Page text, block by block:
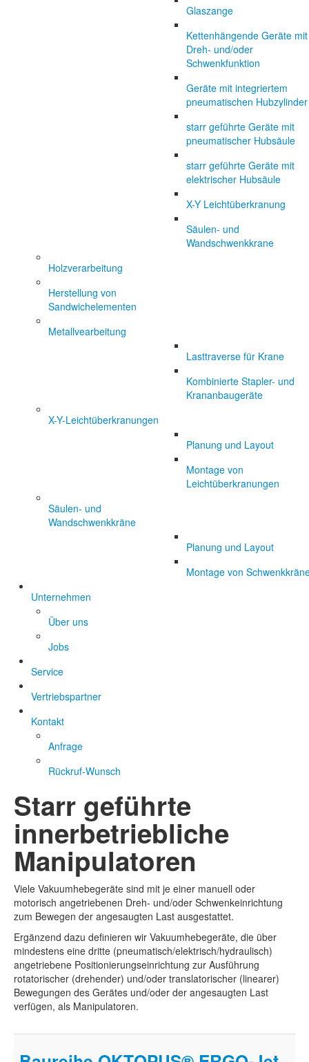
Glaszange
Kettenhängende Geräte mit
Dreh- und/oder
Schwenkfunktion
Geräte mit integriertem
pneumatischen Hubzylinder
starr geführte Geräte mit
pneumatischer Hubsäule
starr geführte Geräte mit
elektrischer Hubsäule
X-Y Leichtüberkranung
Säulen- und
Wandschwenkkrane
Holzverarbeitung
Herstellung von
Sandwichelementen
Metallvearbeitung
Lasttraverse für Krane
Kombinierte Stapler- und
Krananbaugeräte
X-Y-Leichtüberkranungen
Planung und Layout
Montage von
Leichtüberkranungen
Säulen- und
Wandschwenkkräne
Planung und Layout
Montage von
Unternehmen
Über uns
Jobs
Service
Vertriebspartner
Kontakt
Anfrage
Rückruf-Wunsch
Starr geführte
innerbetriebliche
Manipulatoren
Viele Vakuumhebegeräte sind mit je einer manuell oder
motorisch angetriebenen Dreh- und/oder Schwenkeinrichtung
zum Bewegen der angesaugten Last ausgestattet.
Ergänzend dazu definieren wir Vakuumhebegeräte, die über
mindestens eine dritte (pneumatisch/elektrisch/hydraulisch)
angetriebene Positionierungseinrichtung zur Ausführung
rotatorischer (drehender) und/oder translatorischer (linearer)
Bewegungen des Gerätes und/oder der angesaugten Last
verfügen, als Manipulatoren.